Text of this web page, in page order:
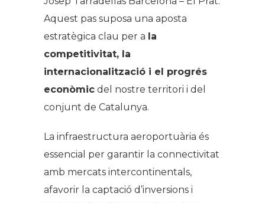
Aquest pas suposa una aposta
estratègica clau per a la
competitivitat, la
internacionalització i el progrés
econòmic del nostre territori i del
conjunt de Catalunya.
La infraestructura aeroportuària és
essencial per garantir la connectivitat
amb mercats intercontinentals,
afavorir la captació d’inversions i